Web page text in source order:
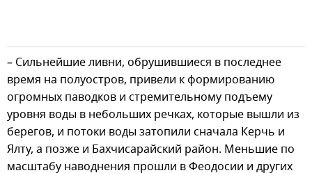
– Сильнейшие ливни, обрушившиеся в последнее
время на полуостров, привели к формированию
огромных паводков и стремительному подъему
уровня воды в небольших речках, которые вышли из
берегов, и потоки воды затопили сначала Керчь и
Ялту, а позже и Бахчисарайский район. Меньшие по
масштабу наводнения прошли в Феодосии и других